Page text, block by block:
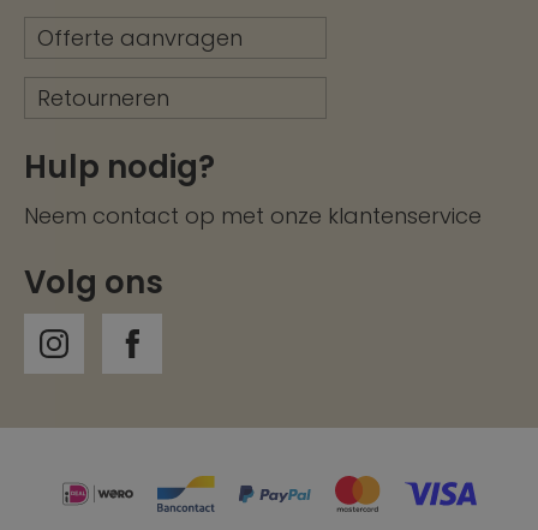
Offerte aanvragen
Retourneren
Hulp nodig?
Neem contact op met onze klantenservice
Volg ons